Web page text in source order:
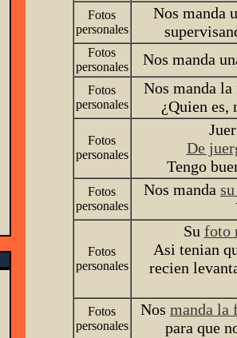
Fotos
personales
Nos manda
Fotos
personales
Nos manda
Fotos
personales
Nos manda
¿Quien es,
Fotos
personales
De
Tengo
Fotos
personales
Nos manda
Fotos
personales
Su foto
Asi tenian
recien
Fotos
personales
Nos manda la
para que